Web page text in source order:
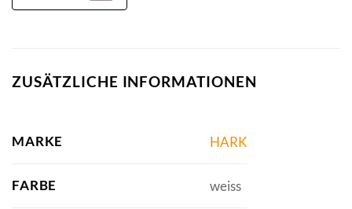
ZUSÄTZLICHE INFORMATIONEN
MARKE HARK
FARBE weiss